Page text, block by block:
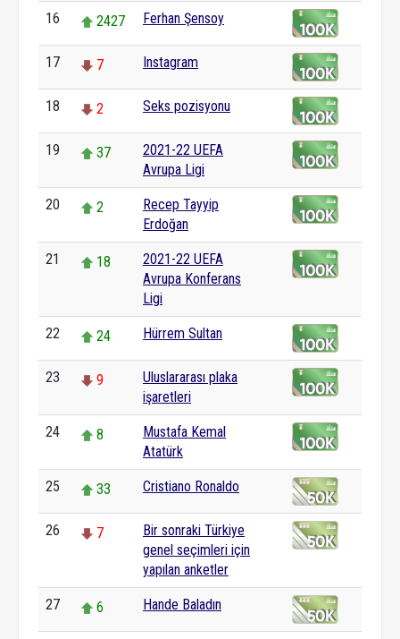
16 2427 Ferhan Şensoy
17 7 Instagram
18 2 Seks pozisyonu
19 37
2021-22 UEFA
Avrupa Ligi
20 2
Recep Tayyip
Erdoğan
21 18
2021-22 UEFA
Avrupa Konferans
Ligi
22 24 Hürrem Sultan
23 9
Uluslararası plaka
işaretleri
24 8
Mustafa Kemal
Atatürk
25 33 Cristiano Ronaldo
26 7
Bir sonraki Türkiye
genel seçimleri için
yapılan anketler
27 6 Hande Baladın